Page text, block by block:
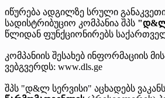
იწურება ადგილზე სრული
სადისტრიბუციო კომპანია შპს "დ&ლ
წლიდან ფუნქციონირებს
კომპანიის შესახებ ინფორმაციის
ვებგვერდს: www.dls.ge
შპს "დ&ლ სერვისი" აცხადებს